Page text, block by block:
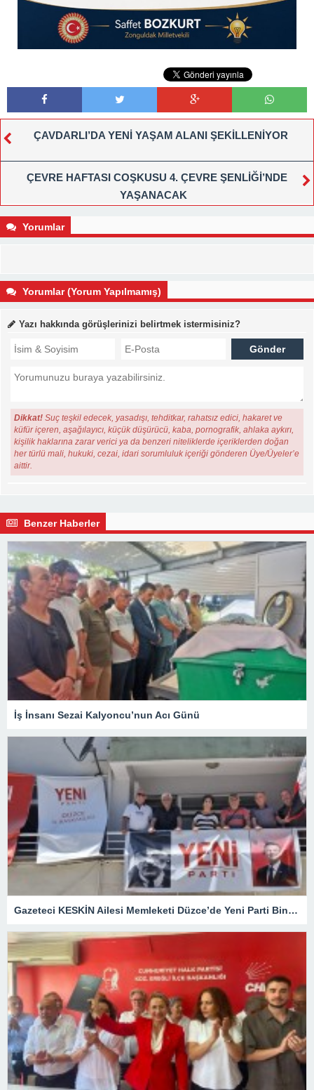
ÇAVDARLI’DA YENİ YAŞAM ALANI ŞEKİLLENİYOR
ÇEVRE HAFTASI COŞKUSU 4. ÇEVRE ŞENLİĞİ’NDE
YAŞANACAK
Yorumlar
Yorumlar (Yorum Yapılmamış)
Yazı hakkında görüşlerinizi belirtmek istermisiniz?
Dikkat! Suç teşkil edecek, yasadışı, tehditkar, rahatsız edici, hakaret ve
küfür içeren, aşağılayıcı, küçük düşürücü, kaba, pornografik, ahlaka aykırı,
kişilik haklarına zarar verici ya da benzeri niteliklerde içeriklerden doğan
her türlü mali, hukuki, cezai, idari sorumluluk içeriği gönderen Üye/Üyeler’e
aittir.
Benzer Haberler
İş İnsanı Sezai Kalyoncu’nun Acı Günü
Gazeteci KESKİN Ailesi Memleketi Düzce’de Yeni Parti Binasını Ziyaret Etti